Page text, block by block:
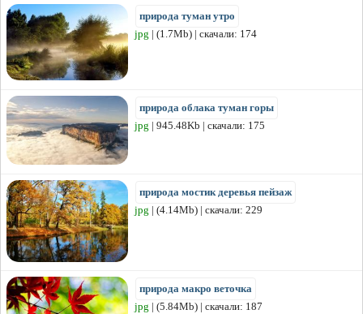
природа туман утро
jpg | (1.7Mb) | скачали: 174
природа облака туман горы
jpg | 945.48Kb | скачали: 175
природа мостик деревья пейзаж
jpg | (4.14Mb) | скачали: 229
природа макро веточка
jpg | (5.84Mb) | скачали: 187